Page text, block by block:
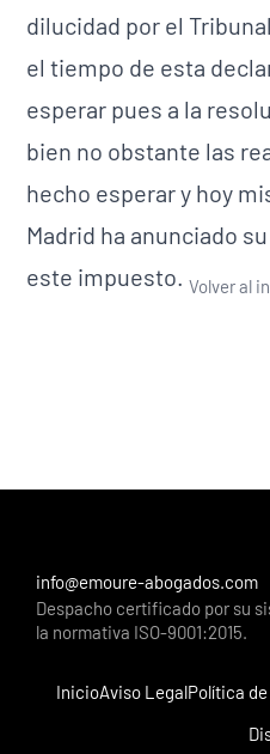
dilucidad por el
el tiempo de esta
esperar pues a la
bien no obstante las
hecho esperar y hoy
Madrid ha anunciado
este impuesto.Volver al
info@emoure-abogados.com
Despacho certificado por su
la normativa ISO-9001:2015.
InicioAviso LegalPolítica